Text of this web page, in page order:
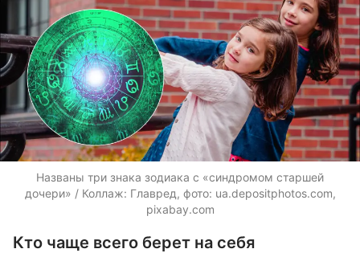
Названы три знака зодиака с «синдромом старшей
дочери» / Коллаж: Главред, фото: ua.depositphotos.com,
pixabay.com
Кто чаще всего берет на себя